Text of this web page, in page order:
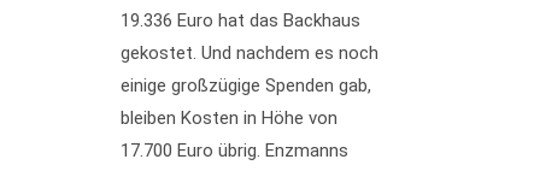
19.336 Euro hat das Backhaus
gekostet. Und nachdem es noch
einige großzügige Spenden gab,
bleiben Kosten in Höhe von
17.700 Euro übrig. Enzmanns